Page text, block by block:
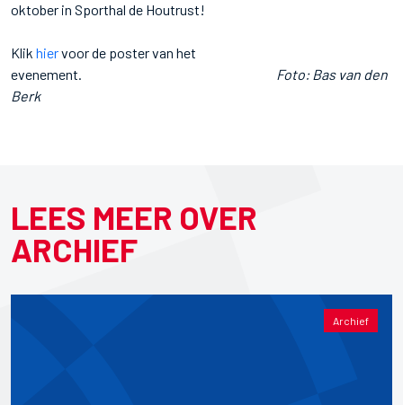
oktober in Sporthal de Houtrust!
Klik hiervoor de poster van het
evenement.
Foto: Bas van den
Berk
LEES MEER OVER
ARCHIEF
Archief